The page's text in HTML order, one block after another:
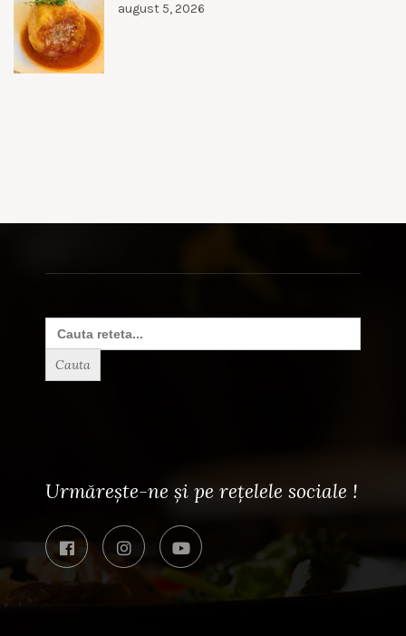
august 5, 2026
Search
for:
Urmărește-ne și pe rețelele sociale !